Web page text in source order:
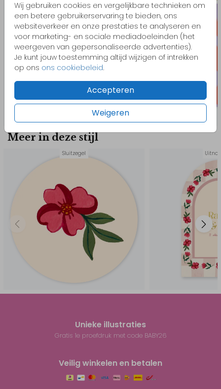
Wij gebruiken cookies en vergelijkbare technieken om
een betere gebruikerservaring te bieden, ons
websiteverkeer en onze prestaties te analyseren en
voor marketing- en sociale mediadoeleinden (het
weergeven van gepersonaliseerde advertenties).
Je kunt jouw toestemming altijd wijzigen of intrekken
op ons ons cookiebeleid.
Accepteren
Weigeren
Meer in deze stijl
Sluitzegel
Unieke illustraties
Gratis 1e proefdruk met code BABY26
Veilig winkelen en betalen